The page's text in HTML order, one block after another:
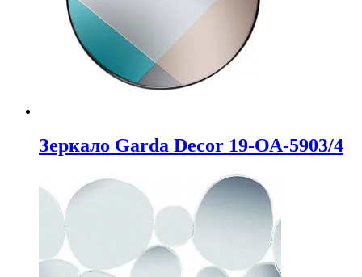
Зеркало Garda Decor 19-ОА-5903/4